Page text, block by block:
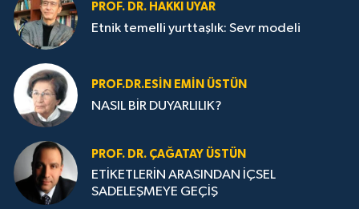
PROF. DR. HAKKI UYAR
Etnik temelli yurttaşlık: Sevr modeli
PROF.DR.ESIN EMIN ÜSTÜN
NASIL BİR DUYARLILIK?
PROF. DR. ÇAĞATAY ÜSTÜN
ETİKETLERİN ARASINDAN İÇSEL
SADELEŞMEYE GEÇİŞ